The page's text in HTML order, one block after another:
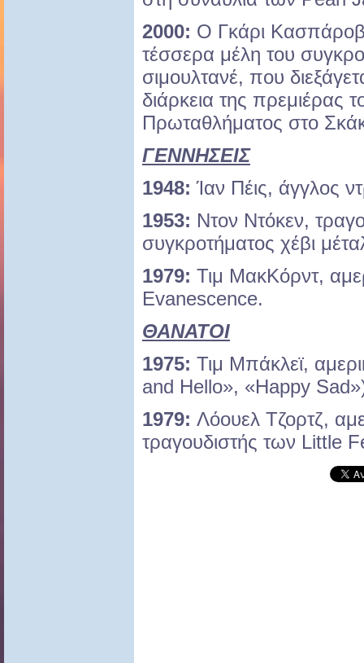
2000: Ο Γκάρι Κασπάροβ
τέσσερα μέλη του
σιμουλτανέ, που
διάρκεια της πρεμιέρας
Πρωταθλήματος στο
ΓΕΝΝΗΣΕΙΣ
1948:Ίαν Πέις, άγγλος
1953: Ντον Ντόκεν,
συγκροτήματος χέβι
1979: Τιμ ΜακΚόρντ,
Evanescence.
ΘΑΝΑΤΟΙ
1975: Τιμ Μπάκλεϊ,
and Hello», «Happy
1979: Λόουελ Τζορτζ,
τραγουδιστής των Little